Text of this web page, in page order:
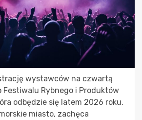
wystawców na czwartą
Festiwalu Rybnego i Produktów
odbędzie się latem 2026 roku.
miasto, zachęca